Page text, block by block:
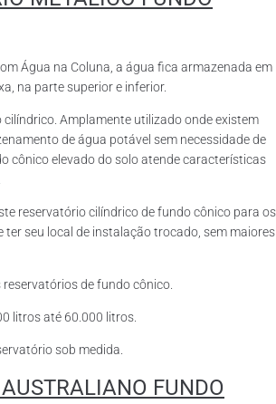
Água na Coluna, a água fica armazenada em
na parte superior e inferior.
Amplamente utilizado onde existem
de água potável sem necessidade de
cônico elevado do solo atende características
reservatório cilíndrico de fundo cônico para os
ter seu local de instalação trocado, sem maiores
de fundo cônico.
litros até 60.000 litros.
sob medida.
FUNDO